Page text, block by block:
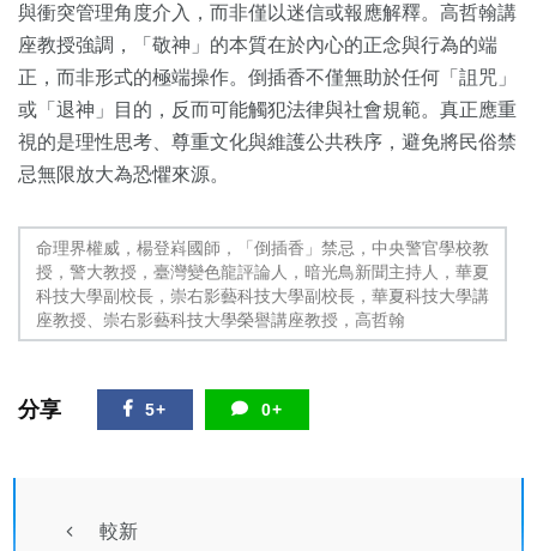
與衝突管理角度介入，而非僅以迷信或報應解釋。高哲翰講
座教授強調，「敬神」的本質在於內心的正念與行為的端
正，而非形式的極端操作。倒插香不僅無助於任何「詛咒」
或「退神」目的，反而可能觸犯法律與社會規範。真正應重
視的是理性思考、尊重文化與維護公共秩序，避免將民俗禁
忌無限放大為恐懼來源。
命理界權威，楊登嵙國師，「倒插香」禁忌，中央警官學校教
授，警大教授，臺灣變色龍評論人，暗光鳥新聞主持人，華夏
科技大學副校長，崇右影藝科技大學副校長，華夏科技大學講
座教授、崇右影藝科技大學榮譽講座教授，高哲翰
分享 5+ 0+
較新